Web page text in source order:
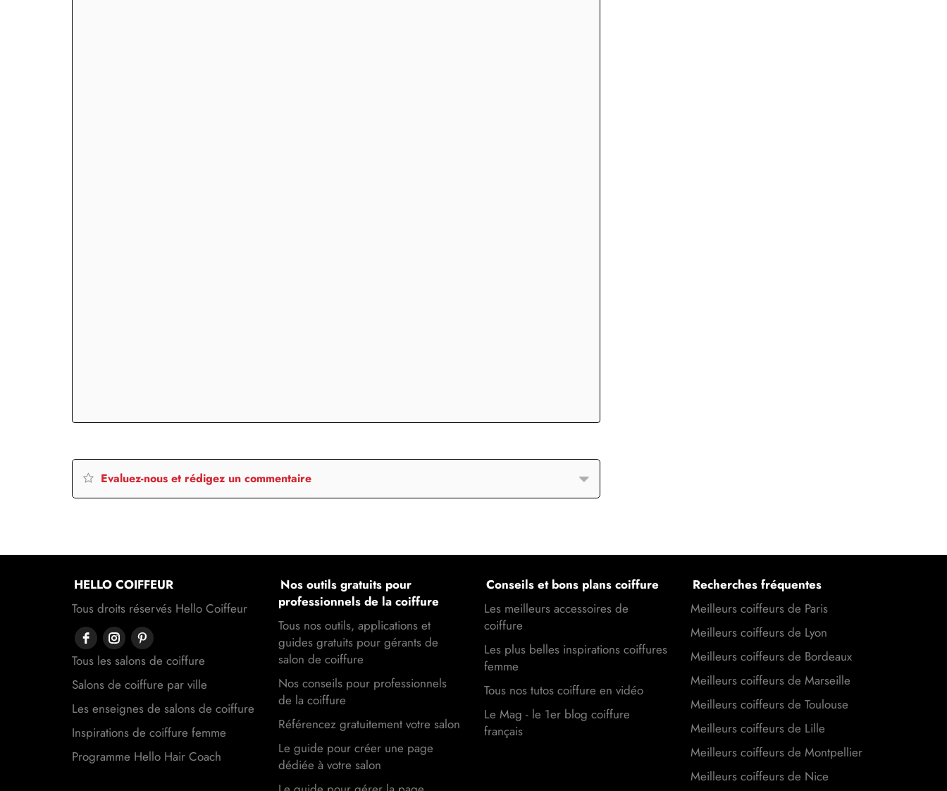
Evaluez-nous et rédigez un commentaire
HELLO COIFFEUR
Tous droits réservés Hello Coiffeur
Tous les salons de coiffure
Salons de coiffure par ville
Les enseignes de salons de coiffure
Inspirations de coiffure femme
Programme Hello Hair Coach
Nos outils gratuits pour
professionnels de la coiffure
Tous nos outils, applications et
guides gratuits pour gérants de
salon de coiffure
Nos conseils pour professionnels
de la coiffure
Référencez gratuitement votre salon
Le guide pour créer une page
dédiée à votre salon
Conseils et bons plans coiffure
Les meilleurs accessoires de
coiffure
Les plus belles inspirations coiffures
femme
Tous nos tutos coiffure en vidéo
Le Mag - le 1er blog coiffure
français
Recherches fréquentes
Meilleurs coiffeurs de Paris
Meilleurs coiffeurs de Lyon
Meilleurs coiffeurs de Bordeaux
Meilleurs coiffeurs de Marseille
Meilleurs coiffeurs de Toulouse
Meilleurs coiffeurs de Lille
Meilleurs coiffeurs de Montpellier
Meilleurs coiffeurs de Nice